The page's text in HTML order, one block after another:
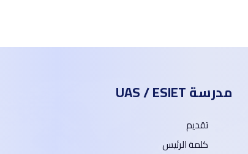
مدرسة UAS / ESIET
تقديم
كلمة الرئيس